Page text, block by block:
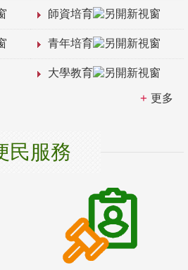
師資培育
青年培育
大學教育
更多
民服務